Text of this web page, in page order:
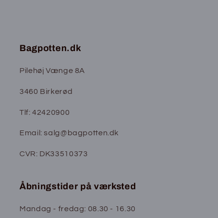
Bagpotten.dk
Pilehøj Vænge 8A
3460 Birkerød
Tlf: 42420900
Email: salg@bagpotten.dk
CVR: DK33510373
Åbningstider på værksted
Mandag - fredag: 08.30 - 16.30